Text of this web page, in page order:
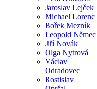
Jaroslav Lejček
Michael Lorenc
Bořek Mezník
Leopold Němec
Jiří Novák
Olga Nytrová
Václav
Odradovec
Rostislav